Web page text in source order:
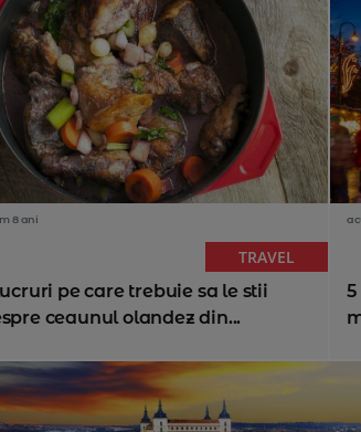
8 ani
TRAVEL
pe care trebuie sa le stii
ceaunul olandez din...